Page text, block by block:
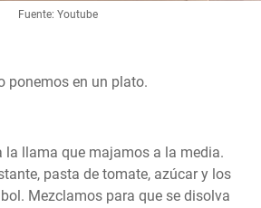
Fuente: Youtube
ponemos en un plato.
la llama que majamos a la media.
pasta de tomate, azúcar y los
Mezclamos para que se disolva